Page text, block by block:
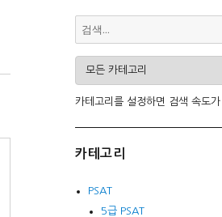
카테고리를 설정하면 검색 속도가
카테고리
PSAT
5급 PSAT